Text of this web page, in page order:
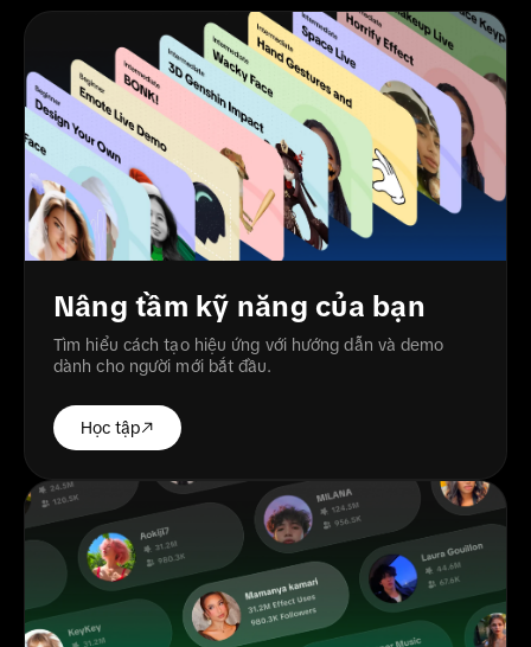
Nâng tầm kỹ năng của bạn
Tìm hiểu cách tạo hiệu ứng với hướng dẫn và demo
dành cho người mới bắt đầu.
Học tập